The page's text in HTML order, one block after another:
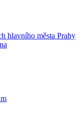
hlavního města Prahy